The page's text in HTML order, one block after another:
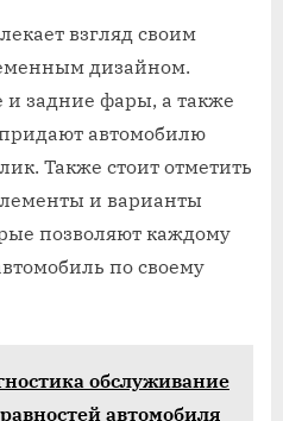
взгляд своим
дизайном.
задние фары, а также
автомобилю
Также стоит отметить
и варианты
позволяют каждому
по своему
обслуживание
автомобиля